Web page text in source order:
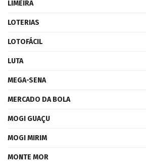
LIMEIRA
LOTERIAS
LOTOFÁCIL
LUTA
MEGA-SENA
MERCADO DA BOLA
MOGI GUAÇU
MOGI MIRIM
MONTE MOR